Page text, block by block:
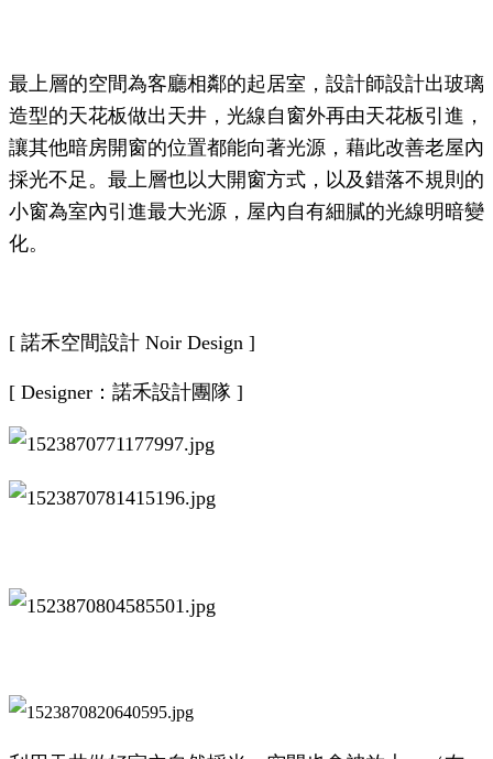
最上層的空間為客廳相鄰的起居室，設計師設計出玻璃
造型的天花板做出天井，光線自窗外再由天花板引進，
讓其他暗房開窗的位置都能向著光源，藉此改善老屋內
採光不足。最上層也以大開窗方式，以及錯落不規則的
小窗為室內引進最大光源，屋內自有細膩的光線明暗變
化。
[ 諾禾空間設計 Noir Design ]
[ Designer：諾禾設計團隊 ]